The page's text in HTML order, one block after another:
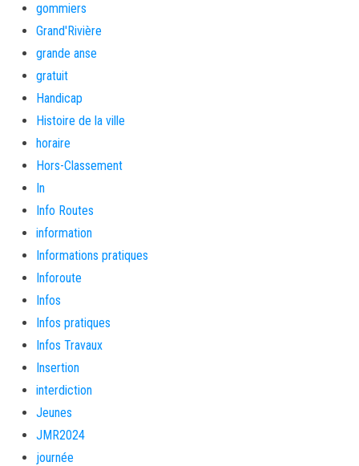
gommiers
Grand'Rivière
grande anse
gratuit
Handicap
Histoire de la ville
horaire
Hors-Classement
In
Info Routes
information
Informations pratiques
Inforoute
Infos
Infos pratiques
Infos Travaux
Insertion
interdiction
Jeunes
JMR2024
journée